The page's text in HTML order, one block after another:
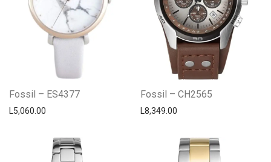
Fossil – ES4377
L5,060.00
Fossil – CH2565
L8,349.00